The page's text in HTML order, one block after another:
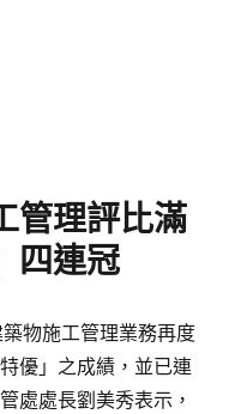
管理評比滿
四連冠
物施工管理業務再度
優」之成績，並已連
處處長劉美秀表示，